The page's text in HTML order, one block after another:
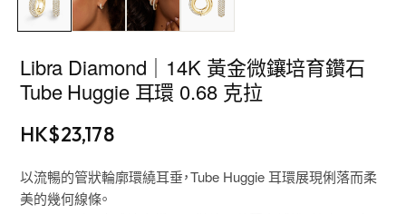
Libra Diamond｜14K 黃金微鑲培育鑽石
Tube Huggie 耳環 0.68 克拉
HK$23,178
以流暢的管狀輪廓環繞耳垂，Tube Huggie 耳環展現俐落而柔
美的幾何線條。